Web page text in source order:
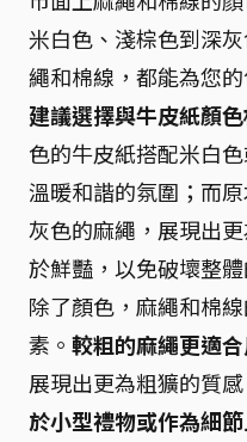
米白色、淺棕色到深
繩和棉線，都能為您
建議選擇與牛皮紙顏
色的牛皮紙搭配米白
溫暖和諧的氛圍；而
灰色的麻繩，展現出
於鮮豔，以免破壞整
除了顏色，麻繩和棉
素。 較粗的麻繩更適
展現出更為粗獷的質
於小型禮物或作為細